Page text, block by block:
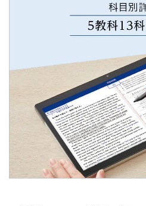
け）